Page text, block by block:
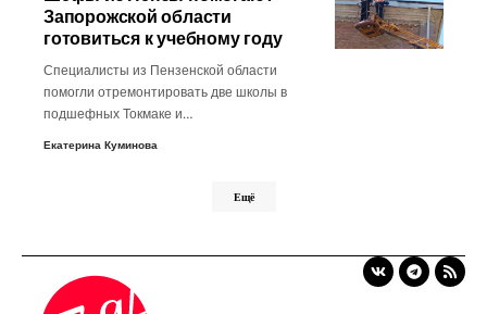
Запорожской области
готовиться к учебному году
Специалисты из Пензенской области
помогли отремонтировать две школы в
подшефных Токмаке и…
Екатерина Куминова
Ещё